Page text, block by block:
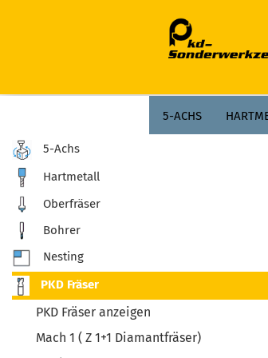
5-ACHS
5-Achs
Hartmetall
Oberfräser
Bohrer
Nesting
PKD Fräser
PKD Fräser anzeigen
Mach 1 ( Z 1+1 Diamantfräser)